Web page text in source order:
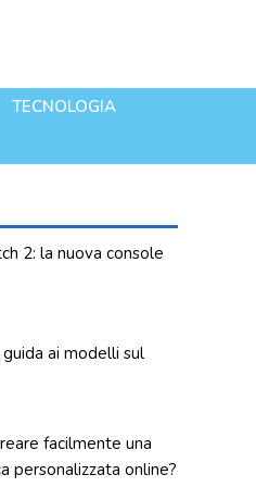
TECNOLOGIA
2: la nuova console
ai modelli sul
facilmente una
personalizzata online?